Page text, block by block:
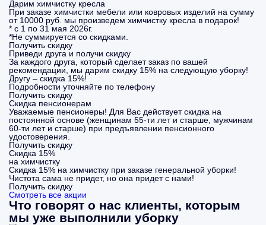
Дарим химчистку кресла
При заказе химчистки мебели или ковровых изделий на сумму
от 10000 руб. мы произведем химчистку кресла в подарок!
* с 1 по 31 мая 2026г.
*Не суммируется со скидками.
Получить скидку
Приведи друга и получи скидку
За каждого друга, который сделает заказ по вашей
рекомендации, мы дарим скидку 15% на следующую уборку!
Другу – скидка 15%!
Подробности уточняйте по телефону
Получить скидку
Скидка пенсионерам
Уважаемые пенсионеры! Для Вас действует скидка на
постоянной основе (женщинам 55-ти лет и старше, мужчинам
60-ти лет и старше) при предъявлении пенсионного
удостоверения.
Получить скидку
Скидка 15%
на химчистку
Скидка 15% на химчистку при заказе генеральной уборки!
Чистота сама не придет, но она придет с нами!
Получить скидку
Смотреть все акции
Что говорят о нас клиенты, которым
мы уже выполнили уборку